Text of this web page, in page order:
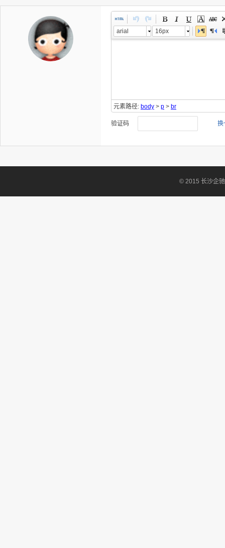
arial 16px
元素路径: body > p > br
验证码 换
© 2015 长沙企